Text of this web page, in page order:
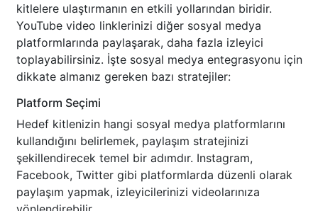
kitlelere ulaştırmanın en etkili yollarından biridir.
YouTube video linklerinizi diğer sosyal medya
platformlarında paylaşarak, daha fazla izleyici
toplayabilirsiniz. İşte sosyal medya entegrasyonu için
dikkate almanız gereken bazı stratejiler:
Platform Seçimi
Hedef kitlenizin hangi sosyal medya platformlarını
kullandığını belirlemek, paylaşım stratejinizi
şekillendirecek temel bir adımdır. Instagram,
Facebook, Twitter gibi platformlarda düzenli olarak
paylaşım yapmak, izleyicilerinizi videolarınıza